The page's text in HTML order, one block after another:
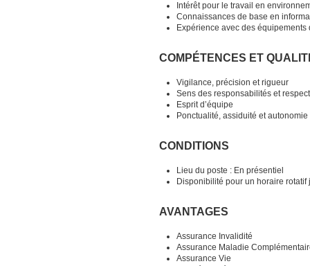
Intérêt pour le travail en
Connaissances de base en
Expérience avec des
COMPÉTENCES ET
Vigilance, précision et rigueur
Sens des responsabilités et
Esprit d’équipe
Ponctualité, assiduité et autonomie
CONDITIONS
Lieu du poste : En présentiel
Disponibilité pour un horaire
AVANTAGES
Assurance Invalidité
Assurance Maladie
Assurance Vie